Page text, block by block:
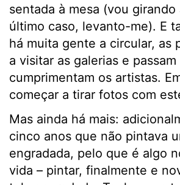
sentada à mesa (vou girando
último caso, levanto-me). E
há muita gente a circular, as
a visitar as galerias e
cumprimentam os artistas.
começar a tirar fotos com
Mas ainda há mais:
cinco anos que não pintava
engradada, pelo que é algo
vida – pintar, finalmente e